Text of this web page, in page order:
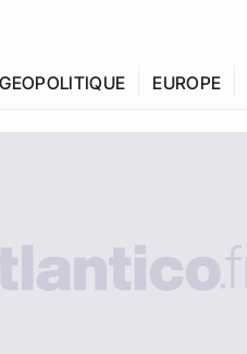
GEOPOLITIQUE EUROPE